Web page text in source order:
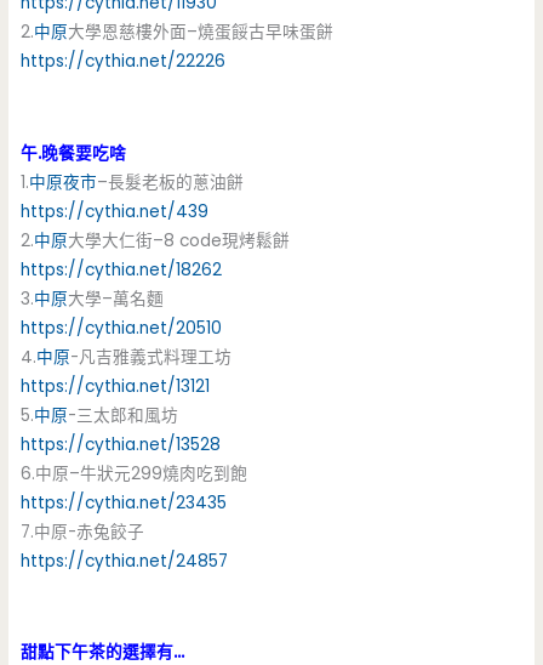
2.中原大學恩慈樓外面–燒蛋餒古早味蛋餅
https://cythia.net/22226
午.晚餐要吃啥
1.中原夜市–長髮老板的蔥油餅
https://cythia.net/439
2.中原大學大仁街–8 code現烤鬆餅
https://cythia.net/18262
3.中原大學–萬名麵
https://cythia.net/20510
4.中原-凡吉雅義式料理工坊
https://cythia.net/13121
5.中原-三太郎和風坊
https://cythia.net/13528
6.中原–牛狀元299燒肉吃到飽
https://cythia.net/23435
7.中原-赤兔餃子
https://cythia.net/24857
甜點下午茶的選擇有…